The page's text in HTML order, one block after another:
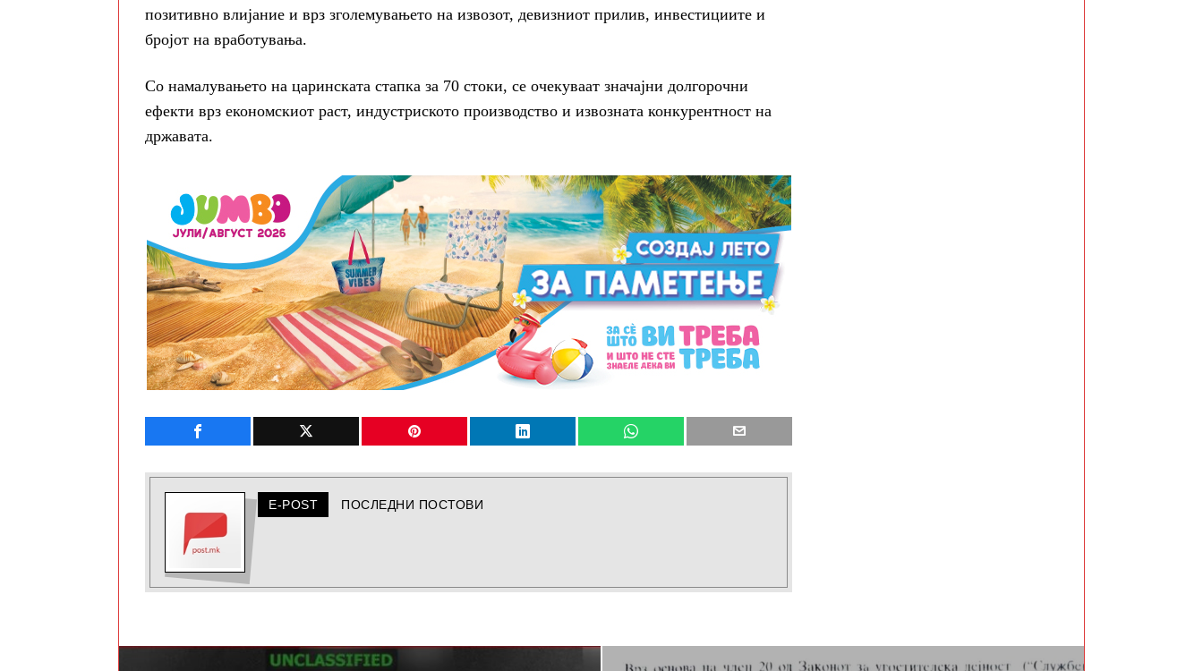
позитивно влијание и врз зголемувањето на извозот, девизниот прилив, инвестициите и
бројот на вработувања.
Со намалувањето на царинската стапка за 70 стоки, се очекуваат значајни долгорочни
ефекти врз економскиот раст, индустриското производство и извозната конкурентност на
државата.
E-POST ПОСЛЕДНИ ПОСТОВИ